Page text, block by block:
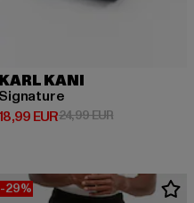
EUR
KARL KANI
Signature
EUR Preis: 18,99 EUR
24,99 EURAktionspreis:
-29%